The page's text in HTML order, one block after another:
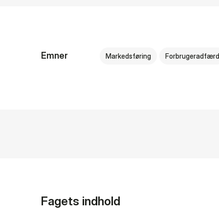
Emner Markedsføring Forbrugeradfærd
Fagets indhold